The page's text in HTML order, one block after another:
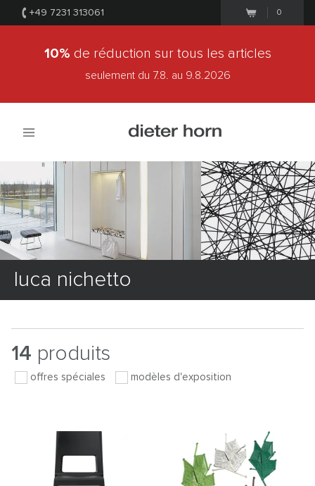
+49 7231 313061 0
10% de réduction sur tous les articles
seulement du 7.8. au 9.8.2026
luca nichetto
14 produits
offres spéciales modèles d'exposition